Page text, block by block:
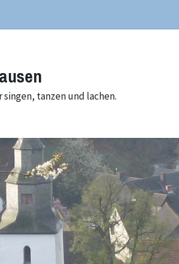
tanzen und lachen.